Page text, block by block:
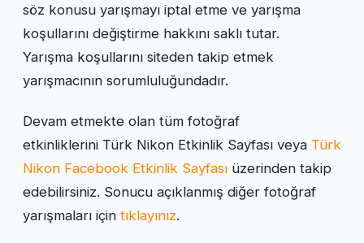
söz konusu yarışmayı iptal etme ve yarışma
koşullarını değiştirme hakkını saklı tutar.
Yarışma koşullarını siteden takip etmek
yarışmacının sorumluluğundadır.
Devam etmekte olan tüm fotoğraf
etkinliklerini Türk Nikon Etkinlik Sayfası veya Türk
Nikon Facebook Etkinlik Sayfası üzerinden takip
edebilirsiniz. Sonucu açıklanmış diğer fotoğraf
yarışmaları için tıklayınız.